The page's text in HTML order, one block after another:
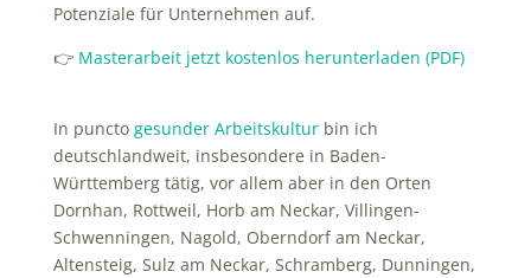
Potenziale für Unternehmen auf.
👉 Masterarbeit jetzt kostenlos herunterladen (PDF)
In puncto gesunder Arbeitskulturbin ich
deutschlandweit, insbesondere in Baden-
Württemberg tätig, vor allem aber in den Orten
Dornhan, Rottweil, Horb am Neckar, Villingen-
Schwenningen, Nagold, Oberndorf am Neckar,
Altensteig, Sulz am Neckar, Schramberg, Dunningen,